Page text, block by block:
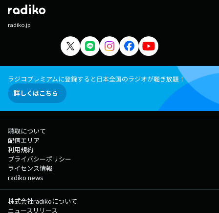
ンスを込めて披露。 それを斉藤壮馬が、日本語に翻訳するというクイズ
す。 文化放送公式X（旧Twitter）アカウントは「@joqrpr」 文化
放送公式X（旧Twitter）ハッシュタグは「#文化放送」 文化放送公式
facebookページは 「https://www.facebook.com/1134joqr」 文化放
送公式LINEは「@joqr_916」
radiko.jp
ラジコプレミアムに登録すると日本全国のラジオが聴き放題！
詳しくはこちら
聴取について
配信エリア
利用規約
プライバシーポリシー
ライセンス情報
radiko news
株式会社radikoについて
ニュースリリース